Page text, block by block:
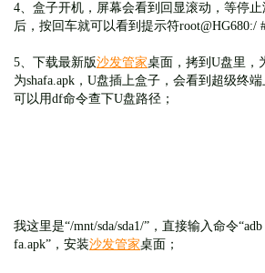
4、盒子开机，屏幕会看到回显滚动，等停
后，按回车就可以看到提示符root@HG680:/
5、下载最新版沙发管家桌面，拷到U盘里，
为shafa.apk，U盘插上盒子，会看到超级终
可以用df命令查下U盘路径；
我这里是“/mnt/sda/sda1/”，直接输入命令“adb
fa.apk”，安装沙发管家桌面；